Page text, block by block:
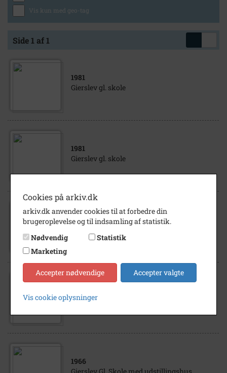
Vis kun med geo-tag
Side 1 af 1
1981
Gierslev gl. skole
1981
Gierslev gl. skole
1981
Gierslev gl. skole
1966
Cookies på arkiv.dk
arkiv.dk anvender cookies til at forbedre din
brugeroplevelse og til indsamling af statistik.
Nødvendig
Statistik
Marketing
Accepter nødvendige Accepter valgte
Vis cookie oplysninger